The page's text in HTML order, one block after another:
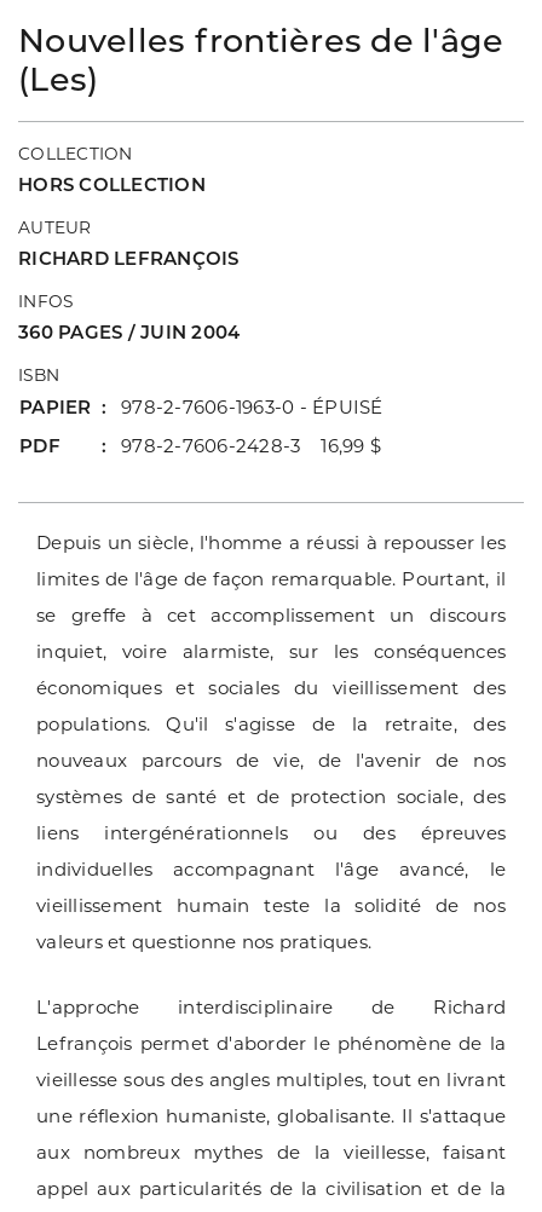
Nouvelles frontières de l'âge
(Les)
COLLECTION
HORS COLLECTION
AUTEUR
RICHARD LEFRANÇOIS
INFOS
360 PAGES / JUIN 2004
ISBN
PAPIER
978-2-7606-1963-0 - ÉPUISÉ
PDF
978-2-7606-2428-3 16,99 $
Depuis un siècle, l'homme a réussi à repousser les
limites de l'âge de façon remarquable. Pourtant, il
se greffe à cet accomplissement un discours
inquiet, voire alarmiste, sur les conséquences
économiques et sociales du vieillissement des
populations. Qu'il s'agisse de la retraite, des
nouveaux parcours de vie, de l'avenir de nos
systèmes de santé et de protection sociale, des
liens intergénérationnels ou des épreuves
individuelles accompagnant l'âge avancé, le
vieillissement humain teste la solidité de nos
valeurs et questionne nos pratiques.
L'approche interdisciplinaire de Richard
Lefrançois permet d'aborder le phénomène de la
vieillesse sous des angles multiples, tout en livrant
une réflexion humaniste, globalisante. Il s'attaque
aux nombreux mythes de la vieillesse, faisant
appel aux particularités de la civilisation et de la